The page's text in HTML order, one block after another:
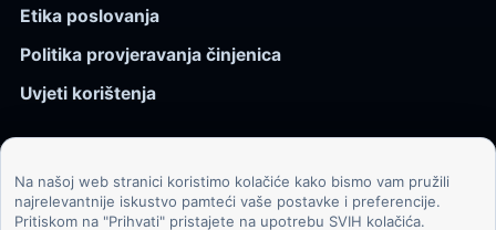
Etika poslovanja
Politika provjeravanja činjenica
Uvjeti korištenja
© 2026 Kozmos.hr. Sva prava pridržana.
Na našoj web stranici koristimo kolačiće kako bismo vam pružili
najrelevantnije iskustvo pamteći vaše postavke i preferencije.
Pritiskom na "Prihvati" pristajete na upotrebu SVIH kolačića.